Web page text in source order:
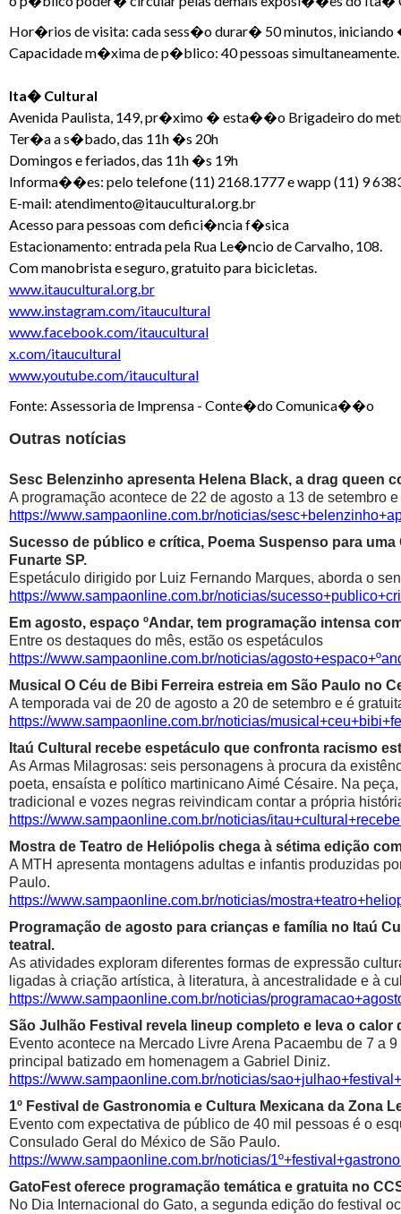
Hor�rios de visita: cada sess�o durar� 50 minutos, iniciando
Capacidade m�xima de p�blico: 40 pessoas simultaneamente.
Ita� Cultural
Avenida Paulista, 149, pr�ximo � esta��o Brigadeiro do
Ter�a a s�bado, das 11h �s 20h
Domingos e feriados, das 11h �s 19h
Informa��es: pelo telefone (11) 2168.1777 e wapp (11) 9
E-mail: atendimento@itaucultural.org.br
Acesso para pessoas com defici�ncia f�sica
Estacionamento: entrada pela Rua Le�ncio de Carvalho, 108.
Com manobrista e seguro, gratuito para bicicletas.
www.itaucultural.org.br
www.instagram.com/itaucultural
www.facebook.com/itaucultural
x.com/itaucultural
www.youtube.com/itaucultural
Fonte: Assessoria de Imprensa - Conte�do Comunica��o
Outras notícias
Sesc Belenzinho apresenta Helena Black, a drag queen
A programação acontece de 22 de agosto a 13 de setembro
https://www.sampaonline.com.br/noticias/
Sucesso de público e crítica, Poema Suspenso para
Funarte SP.
Espetáculo dirigido por Luiz Fernando Marques, aborda o
https://www.sampaonline.com.br/noticias/
Em agosto, espaço ºAndar, tem programação intensa
Entre os destaques do mês, estão os espetáculos
https://www.sampaonline.com.br/noticias/
Musical O Céu de Bibi Ferreira estreia em São Paulo no
A temporada vai de 20 de agosto a 20 de setembro e é
https://www.sampaonline.com.br/noticias/
Itaú Cultural recebe espetáculo que confronta racismo
As Armas Milagrosas: seis personagens à procura da
poeta, ensaísta e político martinicano Aimé Césaire. Na
tradicional e vozes negras reivindicam contar a própria
https://www.sampaonline.com.br/noticias/
Mostra de Teatro de Heliópolis chega à sétima edição
A MTH apresenta montagens adultas e infantis produzidas
Paulo.
https://www.sampaonline.com.br/noticias/
Programação de agosto para crianças e família no Itaú
teatral.
As atividades exploram diferentes formas de expressão
ligadas à criação artística, à literatura, à ancestralidade e à
https://www.sampaonline.com.br/noticias/
São Julhão Festival revela lineup completo e leva o calor
Evento acontece na Mercado Livre Arena Pacaembu de 7 a
principal batizado em homenagem a Gabriel Diniz.
https://www.sampaonline.com.br/noticias/
1º Festival de Gastronomia e Cultura Mexicana da Zona
Evento com expectativa de público de 40 mil pessoas é o
Consulado Geral do México de São Paulo.
https://www.sampaonline.com.br/noticias/
GatoFest oferece programação temática e gratuita no
No Dia Internacional do Gato, a segunda edição do festival